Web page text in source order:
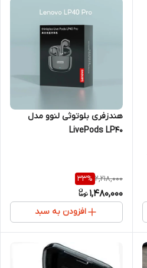
هندزفری بلوتوثی لنوو مدل
LivePods LP40
2,218,000
33%
1,480,000
افزودن به سبد